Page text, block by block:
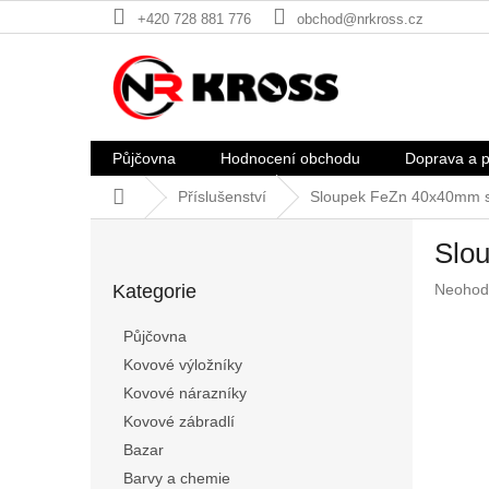
na
+420 728 881 776 obchod@nrkross.cz
Půjčovna Hodnocení obchodu Doprava a
Domů Příslušenství Sloupek FeZn 40x40mm
kategorie
Kategorie
Půjčovna
Kovové výložníky
Kovové nárazníky
Kovové zábradlí
Bazar
Barvy a chemie